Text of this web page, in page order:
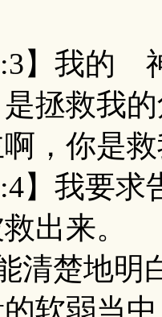
我的 神
拯救我
，你是
我要求
出来。
楚地明
软弱当